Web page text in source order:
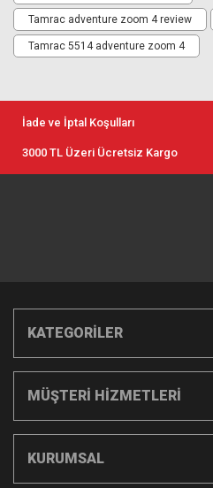
Tamrac adventure zoom 4 review
Tamrac 5514 adventure zoom 4
İade ve İptal Koşulları
3000 TL Üzeri Ücretsiz Kargo
KATEGORİLER
MÜŞTERİ HİZMETLERİ
KURUMSAL